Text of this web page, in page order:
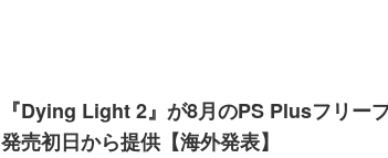
『Dying Light 2』が8月のPS Plusフリー
発売初日から提供【海外発表】